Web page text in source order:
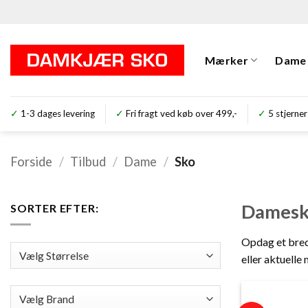
indhold
Mærker Dame
✓ 1-3 dages levering ✓ Fri fragt ved køb over 499,- ✓ 5
Forside / Tilbud / Dame / Sko
SORTER EFTER:
Opdag et
eller aktuelle